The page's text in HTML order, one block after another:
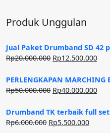
Produk Unggulan
Jual Paket Drumband SD 42
Rp20.000.000 Harga
adalah:
Rp20.000.000.
Rp12.500.000
ini
PERLENGKAPAN MARCHING
Rp50.000.000 Harga
adalah:
Rp50.000.000.
Rp40.000.000
ini
Drumband TK terbaik full set
Rp6.000.000 Harga
Rp5.500.000Harga